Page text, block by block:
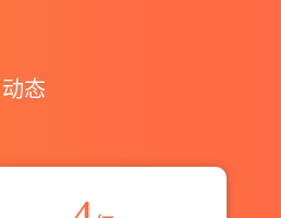
态